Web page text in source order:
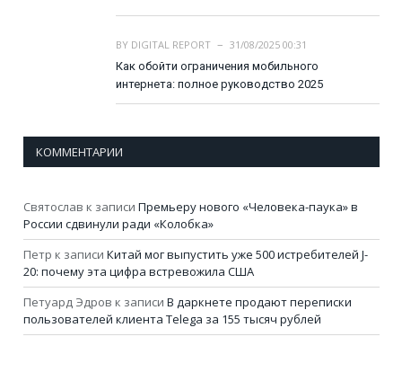
BY DIGITAL REPORT
31/08/2025 00:31
Как обойти ограничения мобильного
интернета: полное руководство 2025
КОММЕНТАРИИ
Святослав к записи Премьеру нового «Человека-паука» в
России сдвинули ради «Колобка»
Петр к записи Китай мог выпустить уже 500 истребителей J-
20: почему эта цифра встревожила США
Петуард Эдров к записи В даркнете продают переписки
пользователей клиента Telega за 155 тысяч рублей